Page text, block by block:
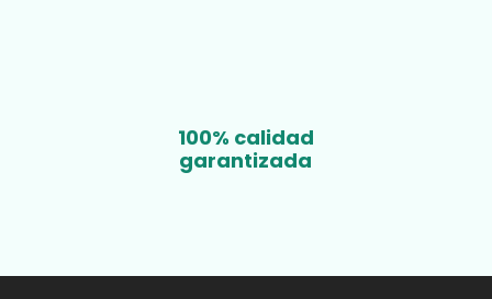
100% calidad
garantizada